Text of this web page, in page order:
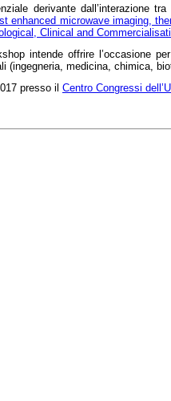
derivante dall’interazione
enhanced microwave imaging,
Clinical and
intende offrire l’occasione
(ingegneria, medicina, chimica,
presso il Centro Congressi